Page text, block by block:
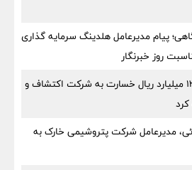
پیام مدیرعامل هلدینگ سرمایه گذاری
روز خبرنگار
بیمه سامان بیش از ۱۳۵ میلیارد ریال خسارت به شرکت اکتشاف و
مدیرعامل شرکت پتروشیمی خارک به